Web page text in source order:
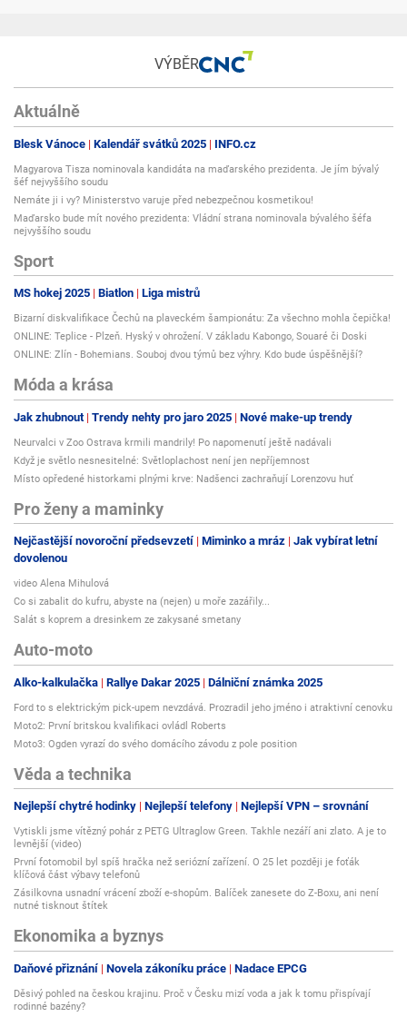
VÝBĚR
Aktuálně
Blesk Vánoce Kalendář svátků 2025 INFO.cz
Magyarova Tisza nominovala kandidáta na maďarského prezidenta. Je jím bývalý
šéf nejvyššího soudu
Nemáte ji i vy? Ministerstvo varuje před nebezpečnou kosmetikou!
Maďarsko bude mít nového prezidenta: Vládní strana nominovala bývalého šéfa
nejvyššího soudu
Sport
MS hokej 2025 Biatlon Liga mistrů
Bizarní diskvalifikace Čechů na plaveckém šampionátu: Za všechno mohla čepička!
ONLINE: Teplice - Plzeň. Hyský v ohrožení. V základu Kabongo, Souaré či Doski
ONLINE: Zlín - Bohemians. Souboj dvou týmů bez výhry. Kdo bude úspěšnější?
Móda a krása
Jak zhubnout Trendy nehty pro jaro 2025 Nové make-up trendy
Neurvalci v Zoo Ostrava krmili mandrily! Po napomenutí ještě nadávali
Když je světlo nesnesitelné: Světloplachost není jen nepříjemnost
Místo opředené historkami plnými krve: Nadšenci zachraňují Lorenzovu huť
Pro ženy a maminky
Nejčastější novoroční předsevzetí Miminko a mráz Jak vybírat letní
dovolenou
video Alena Mihulová
Co si zabalit do kufru, abyste na (nejen) u moře zazářily...
Salát s koprem a dresinkem ze zakysané smetany
Auto-moto
Alko-kalkulačka Rallye Dakar 2025 Dálniční známka 2025
Ford to s elektrickým pick-upem nevzdává. Prozradil jeho jméno i atraktivní cenovku
Moto2: První britskou kvalifikaci ovládl Roberts
Moto3: Ogden vyrazí do svého domácího závodu z pole position
Věda a technika
Nejlepší chytré hodinky Nejlepší telefony Nejlepší VPN – srovnání
Vytiskli jsme vítězný pohár z PETG Ultraglow Green. Takhle nezáří ani zlato. A je to
levnější (video)
První fotomobil byl spíš hračka než seriózní zařízení. O 25 let později je foťák
klíčová část výbavy telefonů
Zásilkovna usnadní vrácení zboží e-shopům. Balíček zanesete do Z-Boxu, ani není
nutné tisknout štítek
Ekonomika a byznys
Daňové přiznání Novela zákoníku práce Nadace EPCG
Děsivý pohled na českou krajinu. Proč v Česku mizí voda a jak k tomu přispívají
rodinné bazény?